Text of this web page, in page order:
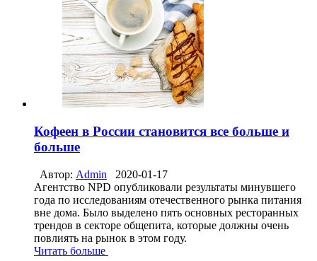
Кофеен в России становится все больше и
больше
Автор: Admin
2020-01-17
Агентство NPD опубликовали результаты минувшего
года по исследованиям отечественного рынка питания
вне дома. Было выделено пять основных ресторанных
трендов в секторе общепита, которые должны очень
повлиять на рынок в этом году.
Читать больше